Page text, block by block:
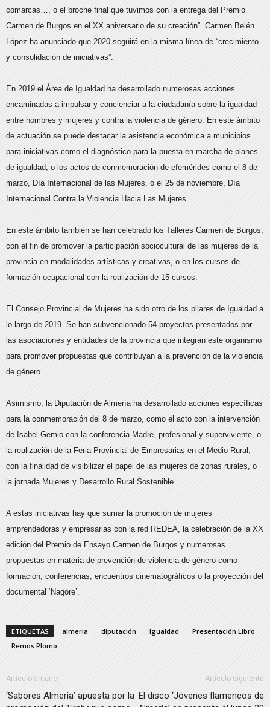
comarcas…, o el broche final que tuvimos con la entrega del Premio
Carmen de Burgos en el XX aniversario de su creación”. Carmen Belén
López ha anunciado que 2020 seguirá en la misma línea de “crecimiento
y consolidación de iniciativas”.
En 2019 el Área de Igualdad ha desarrollado numerosas acciones
encaminadas a impulsar y concienciar a la ciudadanía sobre la igualdad
entre hombres y mujeres y contra la violencia de género. En este ámbito
de actuación se puede destacar la asistencia económica a municipios
para iniciativas como el diagnóstico para la puesta en marcha de planes
de igualdad, o los actos de conmemoración de efemérides como el 8 de
marzo, Día Internacional de las Mujeres, o el 25 de noviembre, Día
Internacional Contra la Violencia Hacia Las Mujeres.
En este ámbito también se han celebrado los Talleres Carmen de Burgos,
con el fin de promover la participación sociocultural de las mujeres de la
provincia en modalidades artísticas y creativas, o en los cursos de
formación ocupacional con la realización de 15 cursos.
El Consejo Provincial de Mujeres ha sido otro de los pilares de Igualdad a
lo largo de 2019. Se han subvencionado 54 proyectos presentados por
las asociaciones y entidades de la provincia que integran este organismo
para promover propuestas que contribuyan a la prevención de la violencia
de género.
Asimismo, la Diputación de Almería ha desarrollado acciones específicas
para la conmemoración del 8 de marzo, como el acto con la intervención
de Isabel Gemio con la conferencia Madre, profesional y superviviente, o
la realización de la Feria Provincial de Empresarias en el Medio Rural,
con la finalidad de visibilizar el papel de las mujeres de zonas rurales, o
la jornada Mujeres y Desarrollo Rural Sostenible.
A estas iniciativas hay que sumar la promoción de mujeres
emprendedoras y empresarias con la red REDEA, la celebración de la XX
edición del Premio de Ensayo Carmen de Burgos y numerosas
propuestas en materia de prevención de violencia de género como
formación, conferencias, encuentros cinematográficos o la proyección del
documental ‘Nagore’.
ETIQUETAS almeria diputación Igualdad
Presentación Libro
Remos Plomo
Artículo anterior
‘Sabores Almería’ apuesta por la
Artículo siguiente
El disco ‘Jóvenes flamencos de